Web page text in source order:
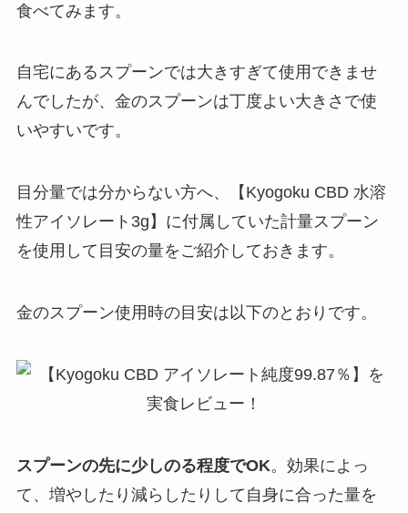
食べてみます。
自宅にあるスプーンでは大きすぎて使用できませ
んでしたが、金のスプーンは丁度よい大きさで使
いやすいです。
目分量では分からない方へ、【Kyogoku CBD 水溶
性アイソレート3g】に付属していた計量スプーン
を使用して目安の量をご紹介しておきます。
金のスプーン使用時の目安は以下のとおりです。
スプーンの先に少しのる程度でOK。効果によっ
て、増やしたり減らしたりして自身に合った量を